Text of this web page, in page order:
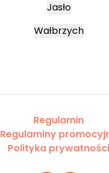
Jasło
Wałbrzych
Regulamin
Regulaminy
Polityka prywatności